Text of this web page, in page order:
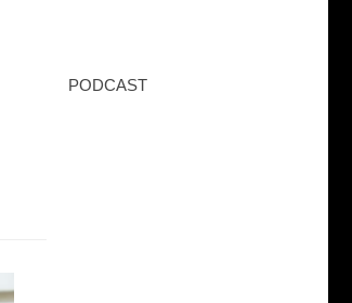
PODCAST